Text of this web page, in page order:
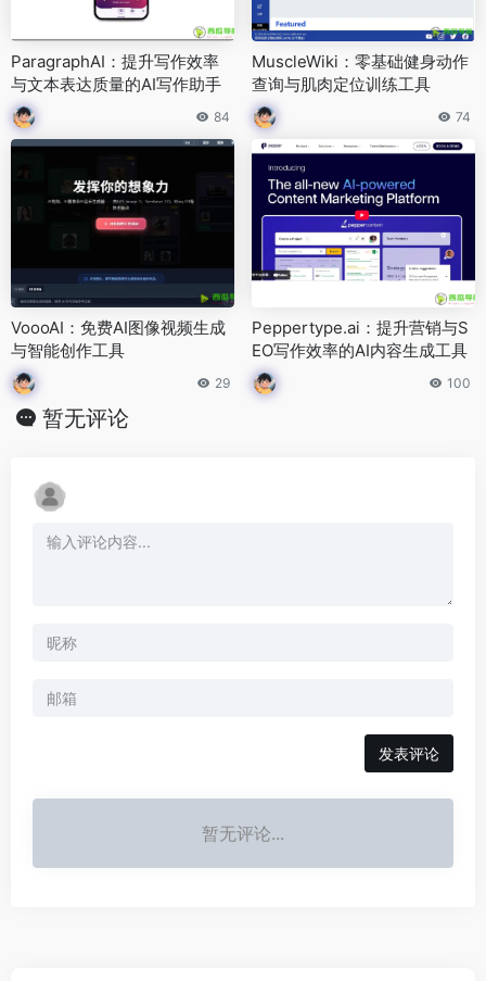
ParagraphAI：提升写作效率
与文本表达质量的AI写作助手
84
MuscleWiki：零基础健身动作
查询与肌肉定位训练工具
74
VoooAI：免费AI图像视频生成
与智能创作工具
29
Peppertype.ai：提升营销与S
EO写作效率的AI内容生成工具
100
暂无评论
发表评论
暂无评论...